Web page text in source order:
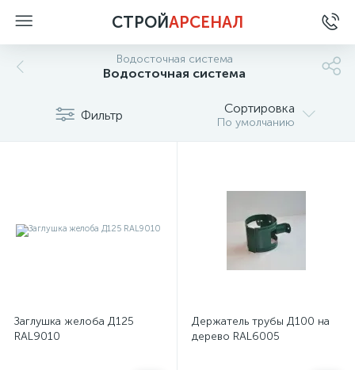
СТРОЙАРСЕНАЛ
Водосточная система
Водосточная система
Фильтр Сортировка
По умолчанию
Заглушка желоба Д125
RAL9010
Держатель трубы Д100 на
дерево RAL6005